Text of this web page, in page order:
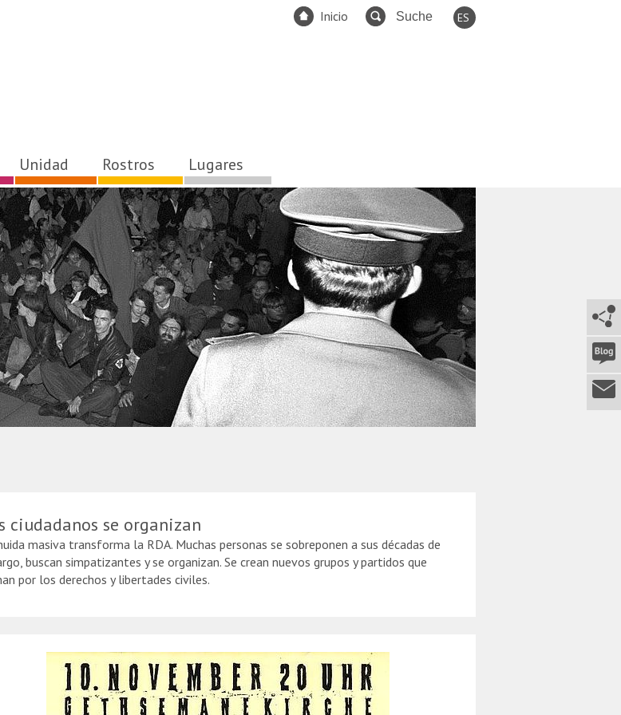
Inicio
ES
Unidad Rostros Lugares
ciudadanos se organizan
masiva transforma la RDA. Muchas personas se sobreponen a sus décadas de
buscan simpatizantes y se organizan. Se crean nuevos grupos y partidos que
por los derechos y libertades civiles.